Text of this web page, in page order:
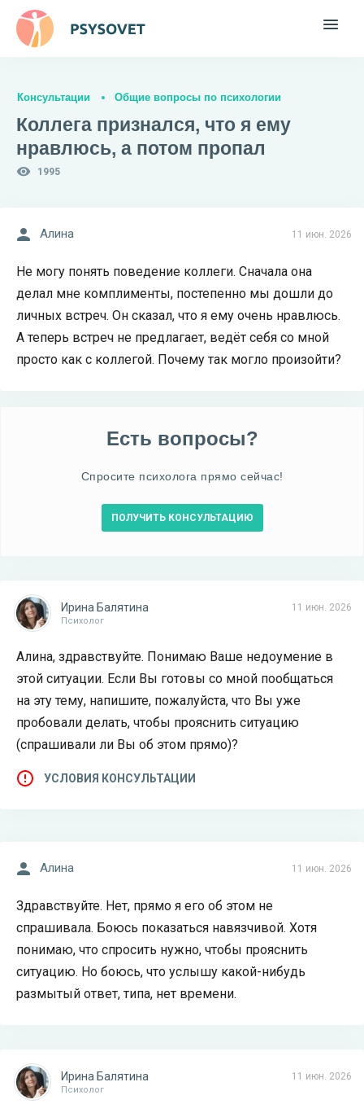
Консультации Общие вопросы по психологии
Коллега признался, что я ему
нравлюсь, а потом пропал
1995
11 июн. 2026
Алина
Не могу понять поведение коллеги. Сначала она
делал мне комплименты, постепенно мы дошли до
личных встреч. Он сказал, что я ему очень нравлюсь.
А теперь встреч не предлагает, ведёт себя со мной
просто как с коллегой. Почему так могло произойти?
Есть вопросы?
Спросите психолога прямо сейчас!
ПОЛУЧИТЬ КОНСУЛЬТАЦИЮ
11 июн. 2026
Ирина Балятина
Психолог
Алина, здравствуйте. Понимаю Ваше недоумение в
этой ситуации. Если Вы готовы со мной пообщаться
на эту тему, напишите, пожалуйста, что Вы уже
пробовали делать, чтобы прояснить ситуацию
(спрашивали ли Вы об этом прямо)?
УСЛОВИЯ КОНСУЛЬТАЦИИ
11 июн. 2026
Алина
Здравствуйте. Нет, прямо я его об этом не
спрашивала. Боюсь показаться навязчивой. Хотя
понимаю, что спросить нужно, чтобы прояснить
ситуацию. Но боюсь, что услышу какой-нибудь
размытый ответ, типа, нет времени.
11 июн. 2026
Ирина Балятина
Психолог